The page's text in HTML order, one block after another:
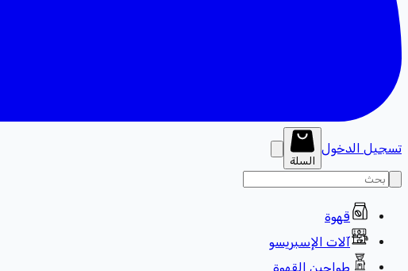
تسجيل الدخول
السلة
قهوة
آلات الإسبريسو
طواحين القهوة